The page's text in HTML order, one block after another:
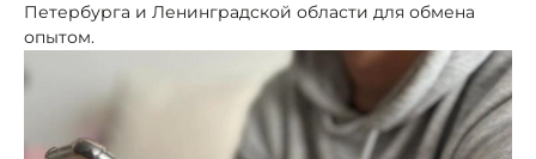
Петербурга и Ленинградской области для обмена
опытом.